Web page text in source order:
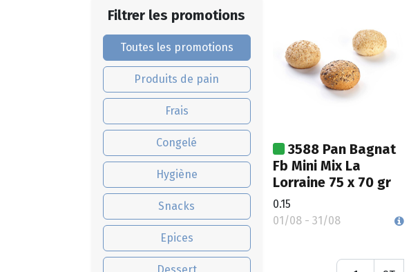
Filtrer les promotions
Toutes les promotions
Produits de pain
Frais
Congelé
Hygiène
Snacks
Epices
3588 Pan Bagnat
Fb Mini Mix La
Lorraine 75 x 70 gr
0.15
01/08 - 31/08